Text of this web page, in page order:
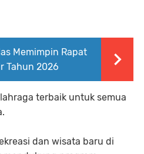
Memimpin Rapat
Tahun 2026
terbaik untuk semua
dan wisata baru di